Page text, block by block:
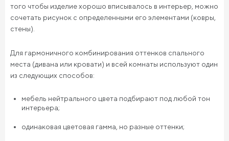
того чтобы изделие хорошо вписывалось в интерьер, можно
сочетать рисунок с определенными его элементами (ковры,
стены).
Для гармоничного комбинирования оттенков спального
места (дивана или кровати) и всей комнаты используют один
из следующих способов:
мебель нейтрального цвета подбирают под любой тон
интерьера;
одинаковая цветовая гамма, но разные оттенки;